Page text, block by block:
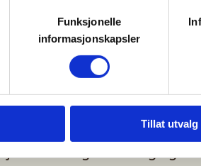
Funksjonelle
informasjonskapsler
Tillat utvalg
at:
at det ikke er lov å legge